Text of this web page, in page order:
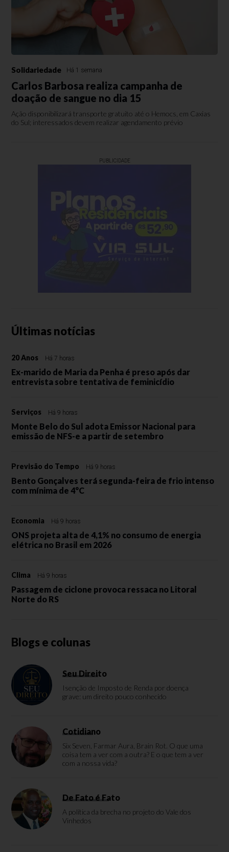
Solidariedade Há 1 semana
Carlos Barbosa realiza campanha de
doação de sangue no dia 15
Ação disponibilizará transporte gratuito até o Hemocs, em Caxias
do Sul; interessados devem realizar agendamento prévio
PUBLICIDADE
Últimas notícias
20 Anos Há 7 horas
Ex-marido de Maria da Penha é preso após dar
entrevista sobre tentativa de feminicídio
Serviços Há 9 horas
Monte Belo do Sul adota Emissor Nacional para
emissão de NFS-e a partir de setembro
Previsão do Tempo Há 9 horas
Bento Gonçalves terá segunda-feira de frio intenso
com mínima de 4°C
Economia Há 9 horas
ONS projeta alta de 4,1% no consumo de energia
elétrica no Brasil em 2026
Clima Há 9 horas
Passagem de ciclone provoca ressaca no Litoral
Norte do RS
Blogs e colunas
Seu Direito
Isenção de Imposto de Renda por doença
grave: um direito pouco conhecido
Cotidiano
Six Seven, Farmar Aura, Brain Rot. O que uma
coisa tem a ver com a outra? E o que tem a ver
com a nossa vida?
De Fato é Fato
A política da brecha no projeto do Vale dos
Vinhedos